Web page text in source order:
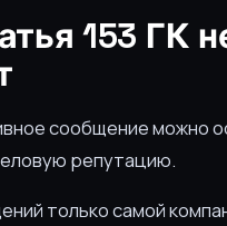
153 ГК
сообщение можно
репутацию.
только самой